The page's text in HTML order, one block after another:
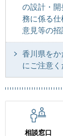
の設計・
務に係る仕
意見等の招
香川県を
にご注意く
相談窓口